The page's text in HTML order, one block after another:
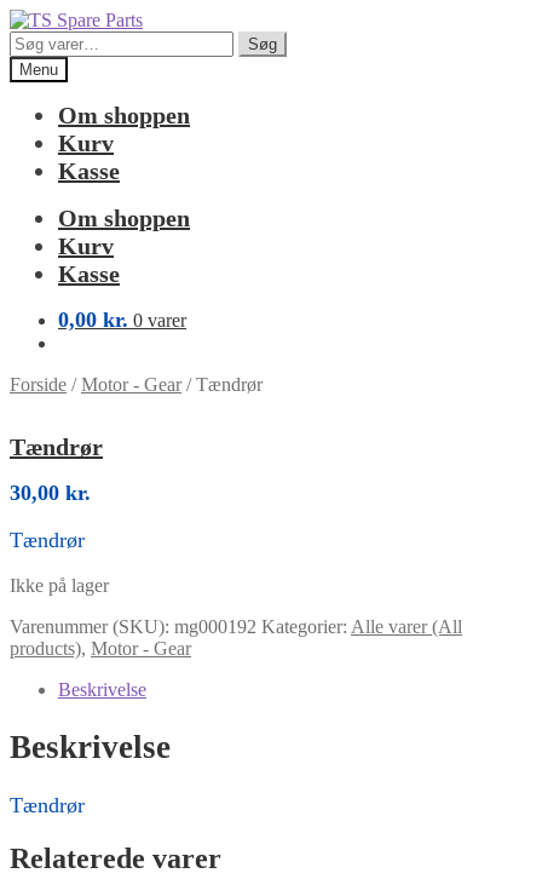
Spring
til
navigation
Spring
til
indhold
Søg
efter:
Søg
Menu
Om shoppen
Kurv
Kasse
Om shoppen
Kurv
Kasse
0,00 kr. 0 varer
Forside /Motor - Gear/Tændrør
Tændrør
30,00 kr.
Tændrør
Ikke på lager
Varenummer (SKU): mg000192 Kategorier: Alle varer (All
products), Motor - Gear
Beskrivelse
Beskrivelse
Tændrør
Relaterede varer